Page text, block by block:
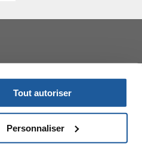
Tout autoriser
Personnaliser